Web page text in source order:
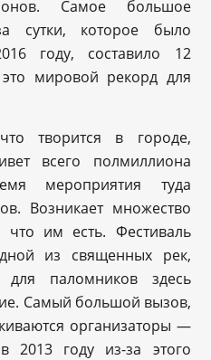
Самое большое
сутки, которое было
году, составило 12
мировой рекорд для
творится в городе,
всего полмиллиона
мероприятия туда
Возникает множество
им есть. Фестиваль
из священных рек,
паломников здесь
Самый большой вызов,
организаторы —
2013 году из-за этого